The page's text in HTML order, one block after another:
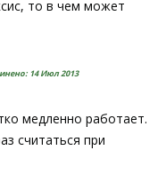
то в чем может
14 Июл 2013
медленно работает.
считаться при